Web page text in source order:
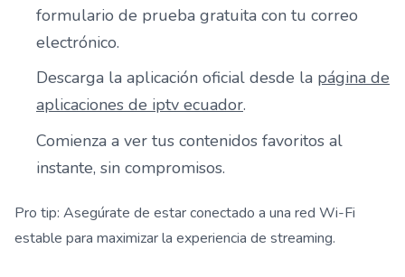
formulario de prueba gratuita con tu correo
electrónico.
Descarga la aplicación oficial desde la página de
aplicaciones de iptv ecuador.
Comienza a ver tus contenidos favoritos al
instante, sin compromisos.
Pro tip: Asegúrate de estar conectado a una red Wi-Fi
estable para maximizar la experiencia de streaming.